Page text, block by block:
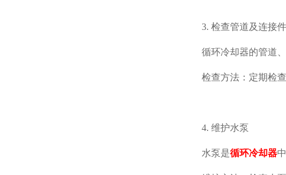
3. 检查管道及连接件
循环冷却器的管道
检查方法：定期检
4. 维护水泵
水泵是循环冷却器